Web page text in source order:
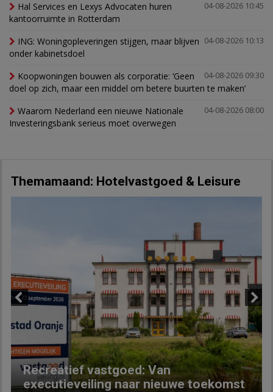
04-08-2026 10:45
Hal Services en Lexys Advocaten huren
kantoorruimte in Rotterdam
04-08-2026 10:13
ING: Woningopleveringen stijgen, maar blijven
onder kabinetsdoel
04-08-2026 09:30
Koopwoningen bouwen als corporatie: ‘Geen
doel op zich, maar een middel om betere buurten te maken’
04-08-2026 08:00
Waarom Nederland een nieuwe Nationale
Investeringsbank serieus moet overwegen
Themamaand: Hotelvastgoed & Leisure
Recreatief vastgoed: Van
executieveiling naar nieuwe toekomst
Next